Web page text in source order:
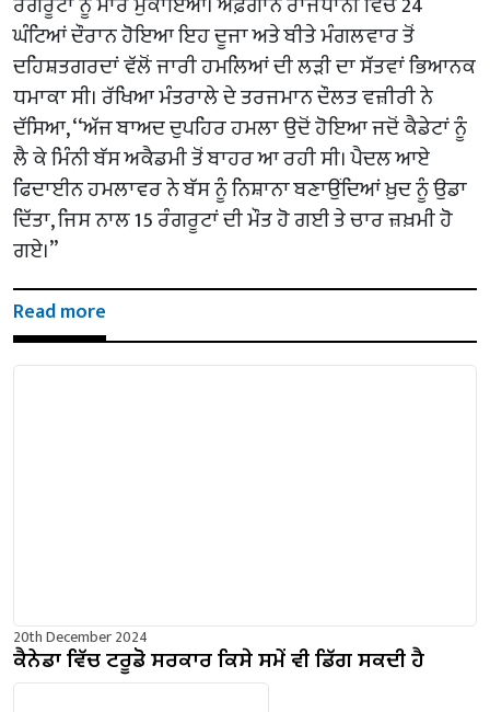
ਘੰਟਿਆਂ ਦੌਰਾਨ ਹੋਇਆ ਇਹ ਦੂਜਾ ਅਤੇ ਬੀਤੇ ਮੰਗਲਵਾਰ ਤੋਂ
ਦਹਿਸ਼ਤਗਰਦਾਂ ਵੱਲੋਂ ਜਾਰੀ ਹਮਲਿਆਂ ਦੀ ਲੜੀ ਦਾ ਸੱਤਵਾਂ ਭਿਆਨਕ
ਧਮਾਕਾ ਸੀ। ਰੱਖਿਆ ਮੰਤਰਾਲੇ ਦੇ ਤਰਜਮਾਨ ਦੌਲਤ ਵਜ਼ੀਰੀ ਨੇ
ਦੱਸਿਆ, ‘‘ਅੱਜ ਬਾਅਦ ਦੁਪਹਿਰ ਹਮਲਾ ਉਦੋਂ ਹੋਇਆ ਜਦੋਂ ਕੈਡੇਟਾਂ ਨੂੰ
ਲੈ ਕੇ ਮਿੰਨੀ ਬੱਸ ਅਕੈਡਮੀ ਤੋਂ ਬਾਹਰ ਆ ਰਹੀ ਸੀ। ਪੈਦਲ ਆਏ
ਫਿਦਾਈਨ ਹਮਲਾਵਰ ਨੇ ਬੱਸ ਨੂੰ ਨਿਸ਼ਾਨਾ ਬਣਾਉਂਦਿਆਂ ਖ਼ੁਦ ਨੂੰ ਉਡਾ
ਦਿੱਤਾ, ਜਿਸ ਨਾਲ 15 ਰੰਗਰੂਟਾਂ ਦੀ ਮੌਤ ਹੋ ਗਈ ਤੇ ਚਾਰ ਜ਼ਖ਼ਮੀ ਹੋ
ਗਏ।’’
Read more
20th December 2024
ਕੈਨੇਡਾ ਵਿੱਚ ਟਰੂਡੋ ਸਰਕਾਰ ਕਿਸੇ ਸਮੇਂ ਵੀ ਡਿੱਗ ਸਕਦੀ ਹੈ